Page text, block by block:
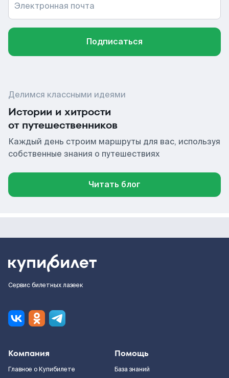
Электронная почта
Подписаться
Делимся классными идеями
Истории и хитрости
от путешественников
Каждый день строим маршруты для вас, используя
собственные знания о путешествиях
Читать блог
Сервис билетных лазеек
Компания
Главное о Купибилете
Помощь
База знаний